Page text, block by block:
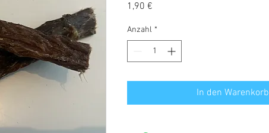
1,90 €
Anzahl *
In den Warenkorb